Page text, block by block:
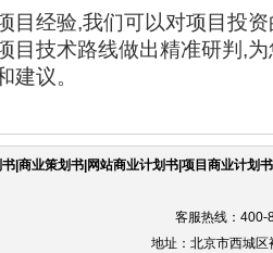
经验,我们可以对项目投资
目技术路线做出精准研判,
建议。
|商业策划书|网站商业计划书|项目商业计
客服热线：
地址：北京市西城